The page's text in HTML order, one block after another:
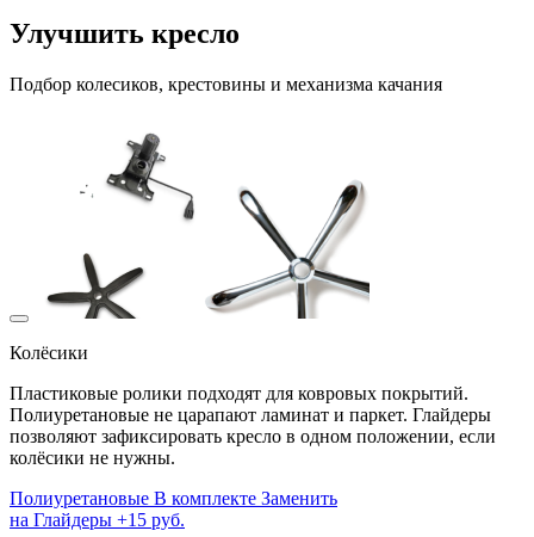
Улучшить кресло
Подбор колесиков, крестовины и механизма качания
Колёсики
Пластиковые ролики подходят для ковровых покрытий.
Полиуретановые не царапают ламинат и паркет. Глайдеры
позволяют зафиксировать кресло в одном положении, если
колёсики не нужны.
Полиуретановые В комплекте Заменить
на Глайдеры +15 руб.